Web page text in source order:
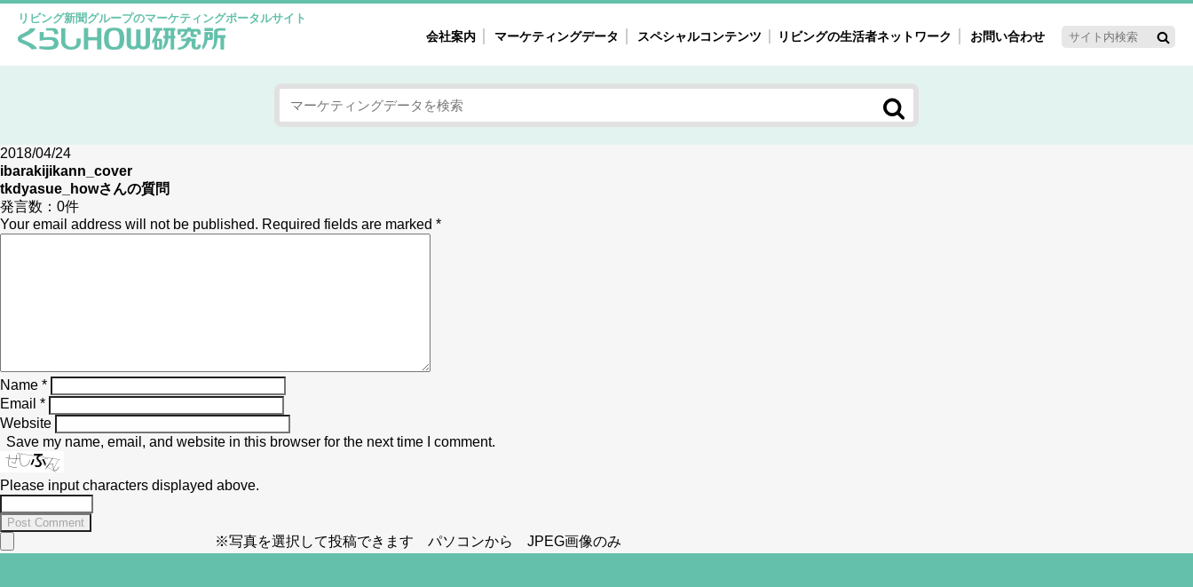
リビング新聞グループのマーケティングポータルサイト
会社案内 マーケティングデータ スペシャルコンテンツ
女性の気持ちと消費がリアルに見える
自主調査レポート
注目ターゲット・重点テーマ
40'ｓ～60'ｓマーケット研究室
リビングの生活者ネットワーク お問い合わせ
2018/04/24
ibarakijikann_cover
tkdyasue_howさんの質問
発言数： 0件
Your email address will not be published. Required fields are marked *
Name *
Email *
Website
Save my name, email, and website in this browser for the next time I comment.
Please input characters displayed above.
※写真を選択して投稿できます パソコンから JPEG画像のみ